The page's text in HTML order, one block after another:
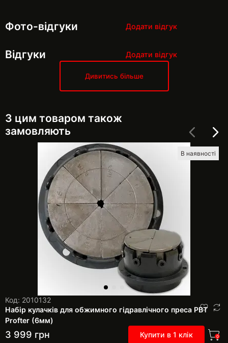
Фото-відгуки Додати відгук
Відгуки Додати відгук
Дивитись більше
З цим товаром також
замовляють
В наявності
Код: 2010132
Набір кулачків для обжимного гідравлічного преса РВТ
Profter (6мм)
3 999 грн Купити в 1 клік 0